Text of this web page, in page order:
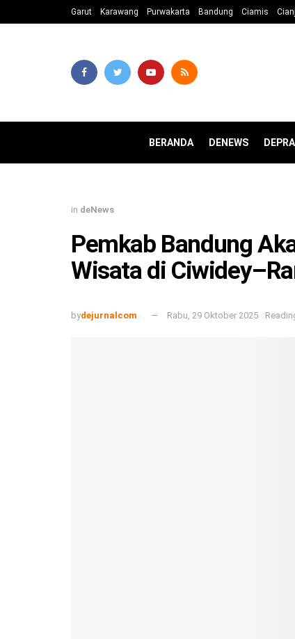
Garut Karawang Purwakarta Bandung Ciamis
BERANDA DENEWS
in deNews
Pemkab Bandung
Wisata di
bydejurnalcom Rabu, 29 Oktober 2025